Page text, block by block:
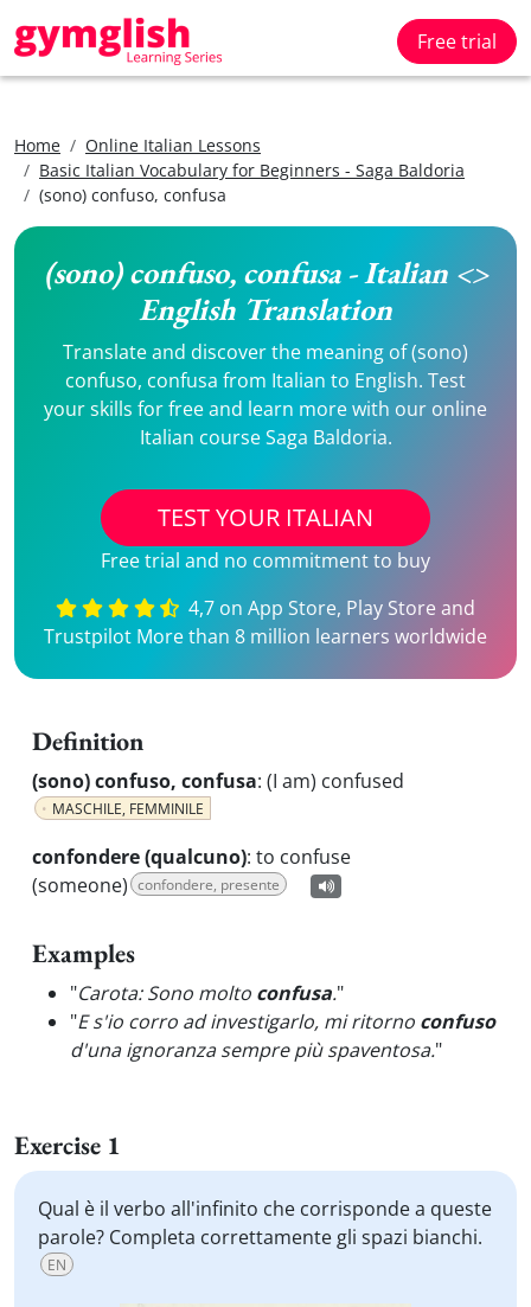
Free trial
Home
Online Italian Lessons
Basic Italian Vocabulary for Beginners - Saga Baldoria
(sono) confuso, confusa
(sono) confuso, confusa - Italian <>
English Translation
Translate and discover the meaning of (sono)
confuso, confusa from Italian to English. Test
your skills for free and learn more with our online
Italian course Saga Baldoria.
TEST YOUR ITALIAN
Free trial and no commitment to buy
4,7 on App Store, Play Store and
Trustpilot More than 8 million learners worldwide
Definition
(sono) confuso, confusa: (I am) confused
MASCHILE, FEMMINILE
confondere (qualcuno): to confuse
(someone) confondere, presente
Examples
"Carota: Sono molto confusa."
"E s'io corro ad investigarlo, mi ritorno confuso
d'una ignoranza sempre più spaventosa."
Exercise 1
Qual è il verbo all'infinito che corrisponde a queste
parole? Completa correttamente gli spazi bianchi.
EN